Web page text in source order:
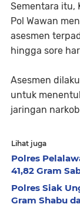
Sementara itu,
Pol Wawan
asesmen
hingga sore
Asesmen
untuk
jaringan
Lihat juga
Polres
41,82 Gram
Polres Siak
Gram Shabu